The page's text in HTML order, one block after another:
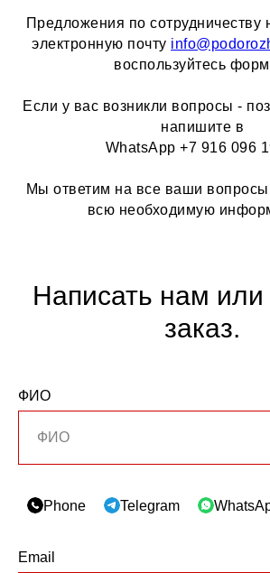
Предложения по сотрудничеству
электронную почту
воспользуйтесь
Если у вас возникли вопросы -
напишите в
WhatsApp +7 916 096
Мы ответим на все ваши
всю необходимую
Написать нам или
заказ.
ФИО
Phone Telegram
Email